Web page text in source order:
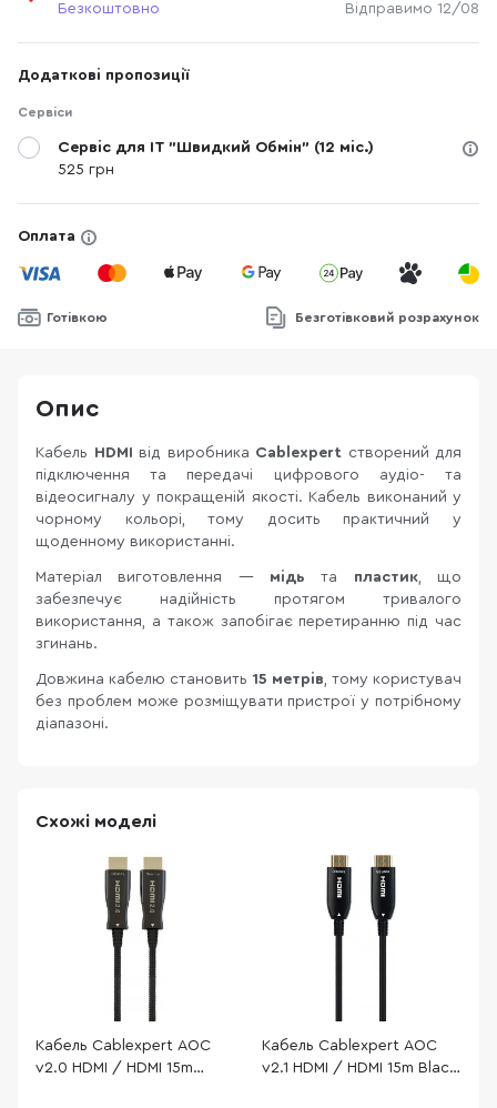
Безкоштовно
Відправимо 12/08
Додаткові пропозиції
Сервіси
Сервіс для IT "Швидкий Обмін" (12 міс.)
525 грн
Оплата
Готівкою Безготівковий розрахунок
Опис
Кабель HDMI від виробника Cablexpert створений для
підключення та передачі цифрового аудіо- та
відеосигналу у покращеній якості. Кабель виконаний у
чорному кольорі, тому досить практичний у
щоденному використанні.
Матеріал виготовлення — мідьта пластик, що
забезпечує надійність протягом тривалого
використання, а також запобігає перетиранню під час
згинань.
Довжина кабелю становить 15 метрів, тому користувач
без проблем може розміщувати пристрої у потрібному
діапазоні.
Схожі моделі
Кабель Cablexpert AOC
v2.0 HDMI / HDMI 15m
Кабель Cablexpert AOC
v2.1 HDMI / HDMI 15m Black